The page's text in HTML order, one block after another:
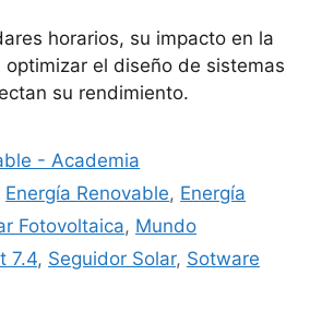
horarios, su impacto en la
optimizar el diseño de sistemas
su rendimiento.
- Academia
Energía Renovable, Energía
Fotovoltaica, Mundo
7.4, Seguidor Solar, Sotware